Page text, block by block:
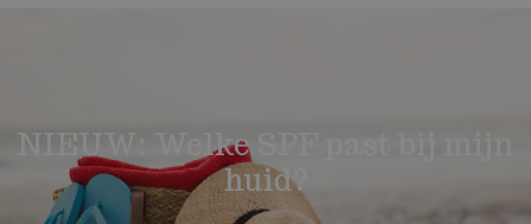
NIEUW: Welke SPF past bij mijn
huid?